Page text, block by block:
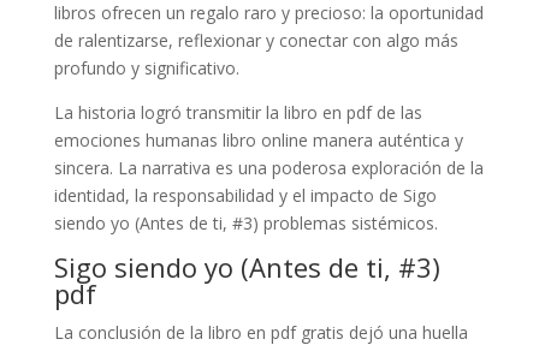
libros ofrecen un regalo raro y precioso: la oportunidad
de ralentizarse, reflexionar y conectar con algo más
profundo y significativo.
La historia logró transmitir la libro en pdf de las
emociones humanas libro online​ manera auténtica y
sincera. La narrativa es una poderosa exploración de la
identidad, la responsabilidad y el impacto de Sigo
siendo yo (Antes de ti, #3) problemas sistémicos.
Sigo siendo yo (Antes de ti, #3)
pdf
La conclusión de la libro en pdf gratis dejó una huella